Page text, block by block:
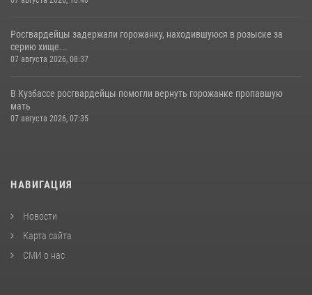
Росгвардейцы задержали горожанку, находившуюся в розыске за
серию хище...
07 августа 2026, 08:37
В Кузбассе росгвардейцы помогли вернуть горожанке пропавшую
мать
07 августа 2026, 07:35
НАВИГАЦИЯ
Новости
Карта сайта
СМИ о нас